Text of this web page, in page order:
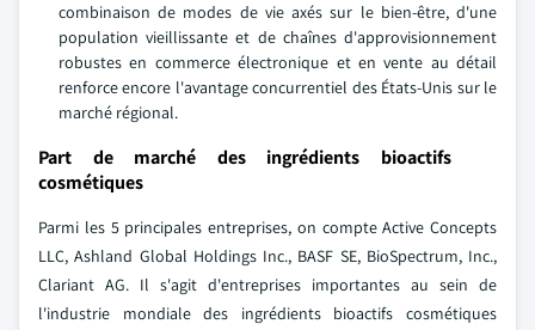
combinaison de modes de vie axés sur le bien-être, d'une
population vieillissante et de chaînes d'approvisionnement
robustes en commerce électronique et en vente au détail
renforce encore l'avantage concurrentiel des États-Unis sur le
marché régional.
Part de marché des ingrédients bioactifs
cosmétiques
Parmi les 5 principales entreprises, on compte Active Concepts
LLC, Ashland Global Holdings Inc., BASF SE, BioSpectrum, Inc.,
Clariant AG. Il s'agit d'entreprises importantes au sein de
l'industrie mondiale des ingrédients bioactifs cosmétiques